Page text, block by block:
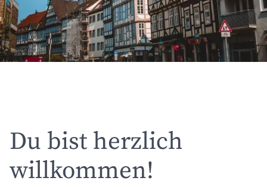
Du bist herzlich
willkommen!